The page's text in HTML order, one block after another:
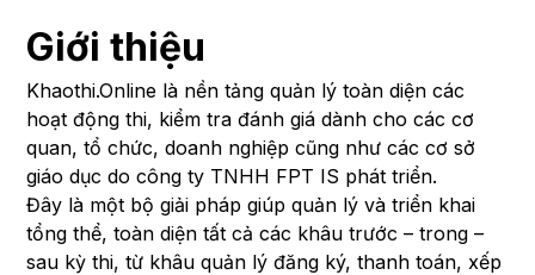
Giới thiệu
Khaothi.Online là nền tảng quản lý toàn diện các
hoạt động thi, kiểm tra đánh giá dành cho các cơ
quan, tổ chức, doanh nghiệp cũng như các cơ sở
giáo dục do công ty TNHH FPT IS phát triển.
Đây là một bộ giải pháp giúp quản lý và triển khai
tổng thể, toàn diện tất cả các khâu trước – trong –
sau kỳ thi, từ khâu quản lý đăng ký, thanh toán, xếp